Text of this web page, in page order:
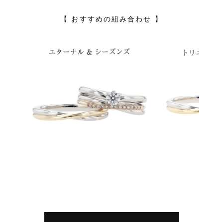
【 おすすめの組み合わせ 】